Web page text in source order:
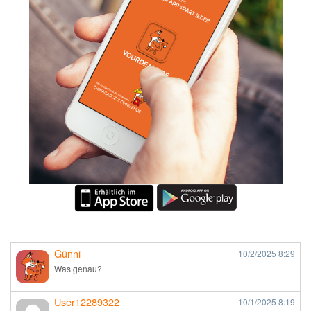
Günni 10/2/2025 8:29
Was genau?
User12289322 10/1/2025 8:19